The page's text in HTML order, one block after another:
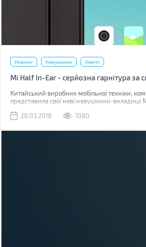
Новини Навушники Xiaomi
Mi Half In-Ear - серйозна гарнітура за
Китайський виробник мобільної техніки,
представила свої нові навушники-вкладиші
28.03.2018
1080